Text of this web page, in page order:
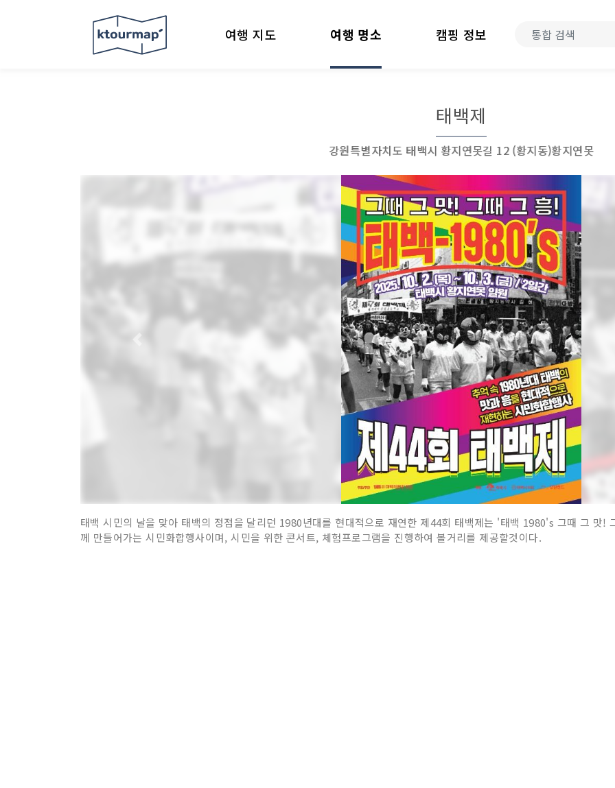
여행 지도 여행 명소 캠핑 정보
태백제
강원특별자치도 태백시 황지연못길 12 (황지동)황지연못
태백 시민의 날을 맞아 태백의 정점을 달리던 1980년대를 현대적으로 재연한 제44회 태백제는 '태백 1980's 그때 그 맛!
께 만들어가는 시민화합행사이며, 시민을 위한 콘서트, 체험프로그램을 진행하여 볼거리를 제공할것이다.